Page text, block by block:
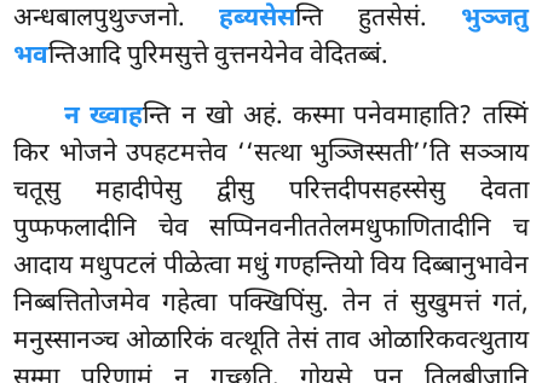
अन्धबालपुथुज्जनो.हब्यसेसन्ति हुतसेसं. भुञ्जतु
भवन्तिआदि पुरिमसुत्ते वुत्तनयेनेव वेदितब्बं.
न ख्वाहन्ति न खो अहं. कस्मा पनेवमाहाति? तस्मिं
किर भोजने उपहटमत्तेव ‘‘सत्था भुञ्जिस्सती’’ति सञ्ञाय
चतूसु महादीपेसु द्वीसु परित्तदीपसहस्सेसु देवता
पुप्फफलादीनि चेव सप्पिनवनीततेलमधुफाणितादीनि च
आदाय मधुपटलं पीळेत्वा मधुं गण्हन्तियो विय दिब्बानुभावेन
निब्बत्तितोजमेव गहेत्वा पक्खिपिंसु. तेन तं सुखुमत्तं गतं,
मनुस्सानञ्च ओळारिकं वत्थूति तेसं ताव ओळारिकवत्थुताय